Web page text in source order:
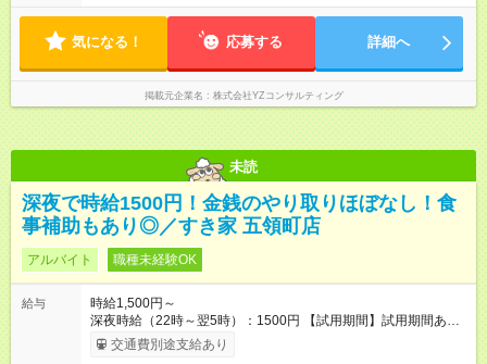
──────────────────
気になる！ 応募する 詳細へ
掲載元企業名 株式会社YZコンサルティング
未読
深夜で時給1500円！金銭のやり取りほぼなし！食
事補助もあり◎／すき家 五領町店
アルバイト 職種未経験OK
給与
時給1,500円～
深夜時給（22時～翌5時）：1500円 【試用期間】試用期間あり
試用期間の長さ：1ヶ月 雇用形態、給与は本採用時と同じです。
試用期間の実態は30日（※条件変更なし）ですが、切り上げで
交通費別途支給あり